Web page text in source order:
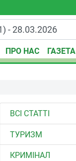
ПРО НАС ГАЗЕТА
ВСІ СТАТТІ
ТУРИЗМ
КРИМІНАЛ